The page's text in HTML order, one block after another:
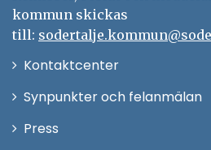
kommun skickas
till:
KontaktcenterÖppna
Synpunkter och felanmälan
Press